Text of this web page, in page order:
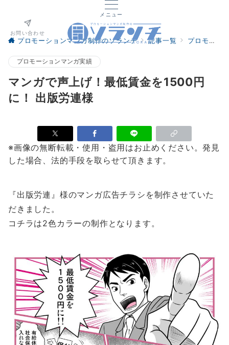
メニュー
お問い合わせ
プロモーションマンガ制作のソランチ 記事一覧 プロモーションマンガ実績
プロモーションマンガ実績
マンガで声上げ！最低賃金を1500円
に！ 出版労連様
※画像の無断転載・使用・盗用はお止めください。発見
した場合、法的手段を取らせて頂きます。
『出版労連』様のマンガ広告チラシを制作させていた
だきました。
コチラは2色カラーの制作となります。